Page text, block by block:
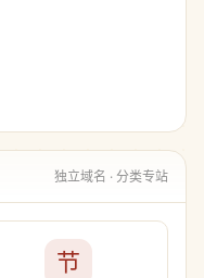
独立域名 · 分类专站
节